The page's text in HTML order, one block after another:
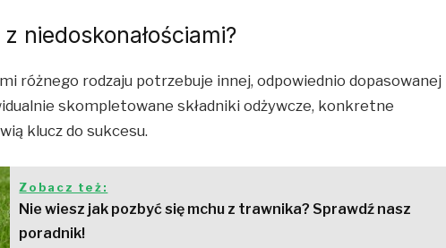
niedoskonałościami?
różnego rodzaju potrzebuje innej, odpowiednio dopasowanej
skompletowane składniki odżywcze, konkretne
klucz do sukcesu.
Zobacz też:
Nie wiesz jak pozbyć się mchu z trawnika? Sprawdź nasz
poradnik!